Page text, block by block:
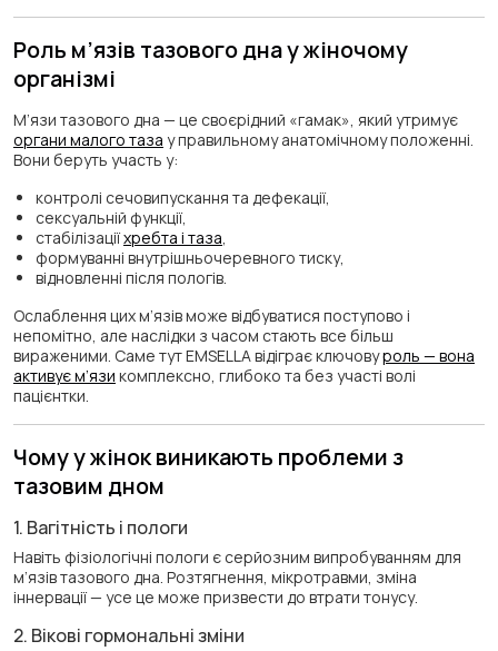
Роль м’язів тазового дна у жіночому
організмі
М’язи тазового дна — це своєрідний «гамак», який утримує
органи малого таза у правильному анатомічному положенні.
Вони беруть участь у:
контролі сечовипускання та дефекації,
сексуальній функції,
стабілізаціїхребта і таза
формуванні внутрішньочеревного тиску,
відновленні після пологів.
Ослаблення цих м’язів може відбуватися поступово і
непомітно, але наслідки з часом стають все більш
вираженими. Саме тут EMSELLA відіграє ключовуроль — вона
активує м’язи комплексно, глибоко та без участі волі
пацієнтки.
Чому у жінок виникають проблеми з
тазовим дном
1. Вагітність і пологи
Навіть фізіологічні пологи є серйозним випробуванням для
м’язів тазового дна. Розтягнення, мікротравми, зміна
іннервації — усе це може призвести до втрати тонусу.
2. Вікові гормональні зміни